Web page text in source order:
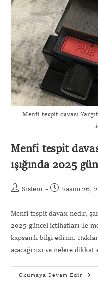
Menfi tespit davası
Menfi tespit
ışığında 2025
Sistem Kasım 26,
Menfi tespit davası nedir,
2025 güncel içtihatları ile
kapsamlı bilgi edinin.
açacağınızı ve nelere
Okumaya Devam Edin